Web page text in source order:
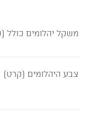
משקל יהלומים כולל
צבע היהלומים (קרט)